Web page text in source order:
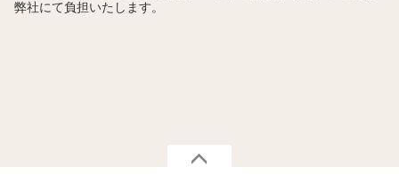
弊社にて負担いたします。